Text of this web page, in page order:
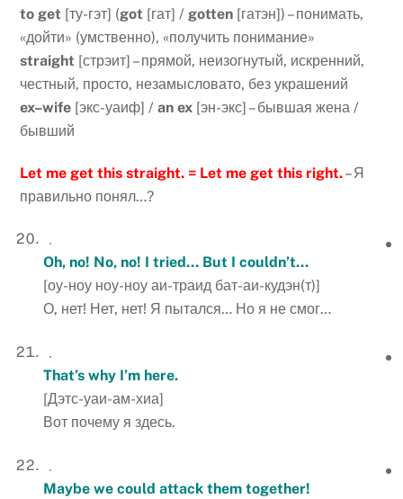
to get [ту-гэт] (got [гат] / gotten [гатэн]) – понимать,
«дойти» (умственно), «получить понимание»
straight [стрэит] – прямой, неизогнутый, искренний,
честный, просто, незамысловато, без украшений
ex–wife [экс-уаиф] /an ex [эн-экс] – бывшая жена /
бывший
Let me get this straight. = Let me get this right.– Я
правильно понял…?
Oh, no! No, no! I tried… But I couldn’t…
[оу-ноу ноу-ноу аи-траид бат-аи-кудэн(т)]
О, нет! Нет, нет! Я пытался… Но я не смог…
That’s why I’m here.
[Дэтс-уаи-ам-хиа]
Вот почему я здесь.
Maybe we could attack them together!